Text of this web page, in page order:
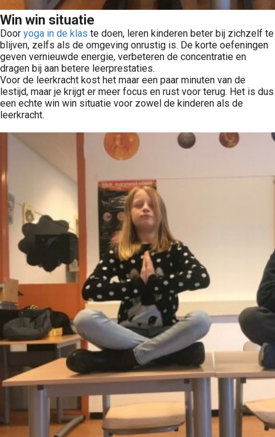
Win win situatie
Door yoga in de klas te doen, leren kinderen beter bij zichzelf te
blijven, zelfs als de omgeving onrustig is. De korte oefeningen
geven vernieuwde energie, verbeteren de concentratie en
dragen bij aan betere leerprestaties.
Voor de leerkracht kost het maar een paar minuten van de
lestijd, maar je krijgt er meer focus en rust voor terug. Het is dus
een echte win win situatie voor zowel de kinderen als de
leerkracht.